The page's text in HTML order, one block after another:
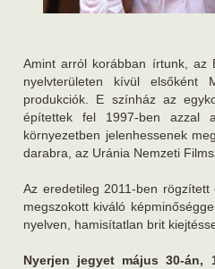
Amint arról korábban írtunk, az
nyelvterületen kívül elsőként
produkciók. E színház az
építettek fel 1997-ben azzal
környezetben jelenhessenek
darabra, az Uránia Nemzeti
Az eredetileg 2011-ben
megszokott kiváló
nyelven, hamisítatlan brit
Nyerjen jegyet május 30-án,